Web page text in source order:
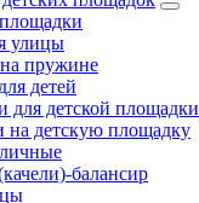
улицы
пружине
детей
детской площадки
на детскую площадку
балансир